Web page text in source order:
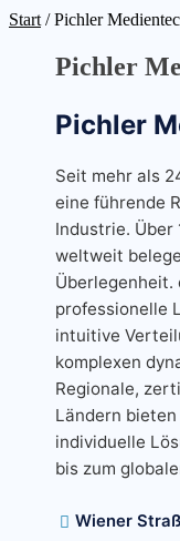
Start /Pichler
Pichler
Pichler
Seit mehr als
eine führende
Industrie. Über
weltweit
professionelle
intuitive
komplexen
Regionale,
Ländern
individuelle
bis zum
Wiener